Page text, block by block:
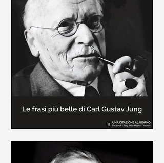
Camilleri
In questa sezione sono raccolte le
frasi più belle di Andrea Camilleri, il
creatore dei libri sulle vicende del
Commissario Montalbano
Le frasi più belle di Carl Gustav